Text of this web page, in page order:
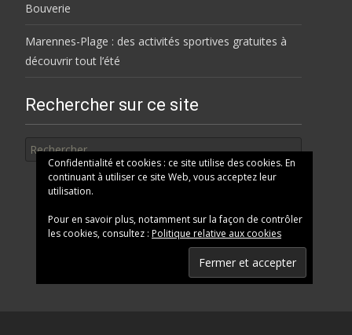
Bouverie
Marennes-Plage : des activités sportives gratuites à
découvrir tout l’été
Rechercher sur ce site
Confidentialité et cookies : ce site utilise des cookies. En
continuant à utiliser ce site Web, vous acceptez leur
utilisation.
Pour en savoir plus, notamment sur la façon de contrôler
les cookies, consultez : Politique relative aux cookies